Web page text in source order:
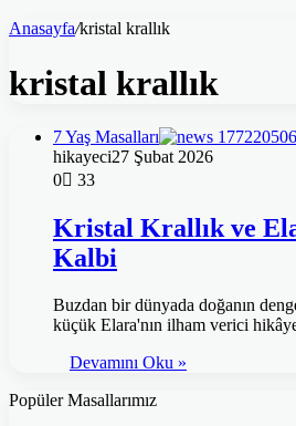
Anasayfa/kristal krallık
kristal krallık
7 Yaş Masalları
hikayeci27 Şubat 2026
0
33
Kristal Krallık ve
Kalbi
Buzdan bir dünyada doğanın
küçük Elara'nın ilham verici
Devamını Oku »
Popüler Masallarımız